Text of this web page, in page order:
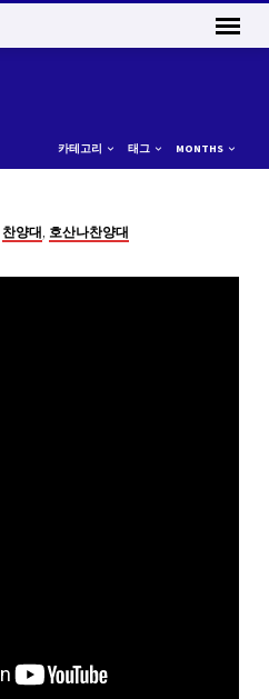
카테고리 태그 MONTHS
찬양대, 호산나찬양대